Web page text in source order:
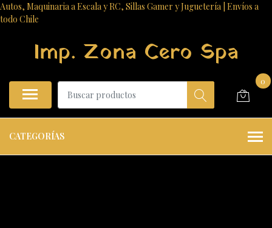
Autos, Maquinaria a Escala y RC, Sillas Gamer y Juguetería | Envíos a
todo Chile
Imp. Zona Cero Spa
0
CATEGORÍAS